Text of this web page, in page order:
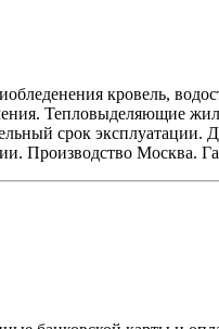
кровель,
Тепловыделяющие
срок эксплуатации.
Производство Москва.